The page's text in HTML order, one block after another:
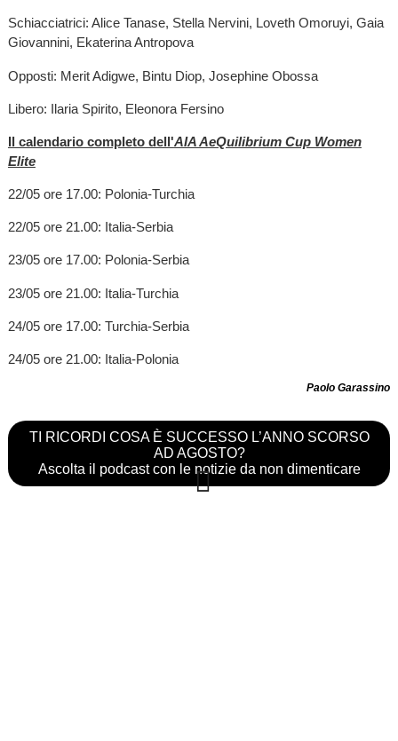
Schiacciatrici: Alice Tanase, Stella Nervini, Loveth Omoruyi, Gaia
Giovannini, Ekaterina Antropova
Opposti: Merit Adigwe, Bintu Diop, Josephine Obossa
Libero: Ilaria Spirito, Eleonora Fersino
Il calendario completo dell'AIA AeQuilibrium Cup Women
Elite
22/05 ore 17.00: Polonia-Turchia
22/05 ore 21.00: Italia-Serbia
23/05 ore 17.00: Polonia-Serbia
23/05 ore 21.00: Italia-Turchia
24/05 ore 17.00: Turchia-Serbia
24/05 ore 21.00: Italia-Polonia
Paolo Garassino
TI RICORDI COSA È SUCCESSO L’ANNO SCORSO
AD AGOSTO?
Ascolta il podcast con le notizie da non dimenticare